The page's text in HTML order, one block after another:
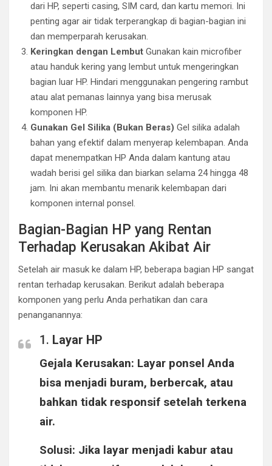
dari HP, seperti casing, SIM card, dan kartu memori. Ini
penting agar air tidak terperangkap di bagian-bagian ini
dan memperparah kerusakan.
Keringkan dengan Lembut Gunakan kain microfiber
atau handuk kering yang lembut untuk mengeringkan
bagian luar HP. Hindari menggunakan pengering rambut
atau alat pemanas lainnya yang bisa merusak
komponen HP.
Gunakan Gel Silika (Bukan Beras) Gel silika adalah
bahan yang efektif dalam menyerap kelembapan. Anda
dapat menempatkan HP Anda dalam kantung atau
wadah berisi gel silika dan biarkan selama 24 hingga 48
jam. Ini akan membantu menarik kelembapan dari
komponen internal ponsel.
Bagian-Bagian HP yang Rentan
Terhadap Kerusakan Akibat Air
Setelah air masuk ke dalam HP, beberapa bagian HP sangat
rentan terhadap kerusakan. Berikut adalah beberapa
komponen yang perlu Anda perhatikan dan cara
penanganannya:
1. Layar HP
Gejala Kerusakan: Layar ponsel Anda
bisa menjadi buram, berbercak, atau
bahkan tidak responsif setelah terkena
air.
Solusi: Jika layar menjadi kabur atau